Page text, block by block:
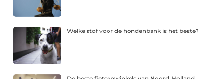
Welke stof voor de hondenbank is het beste?